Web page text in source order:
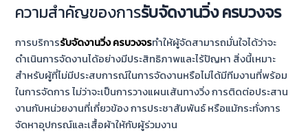
ความสำคัญของการรับจัดงานวิ่ง ครบวงจร
การบริการรับจัดงานวิ่ง ครบวงจรทำให้ผู้จัดสามารถมั่นใจได้ว่าจะ
ดำเนินการจัดงานได้อย่างมีประสิทธิภาพและไร้ปัญหา สิ่งนี้เหมาะ
สำหรับผู้ที่ไม่มีประสบการณ์ในการจัดงานหรือไม่ได้มีทีมงานที่พร้อม
ในการจัดการ ไม่ว่าจะเป็นการวางแผนเส้นทางวิ่ง การติดต่อประสาน
งานกับหน่วยงานที่เกี่ยวข้อง การประชาสัมพันธ์ หรือแม้กระทั่งการ
จัดหาอุปกรณ์และเสื้อผ้าให้กับผู้ร่วมงาน